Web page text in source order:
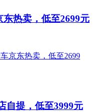
热卖，低至2699元
自提，低至3999元